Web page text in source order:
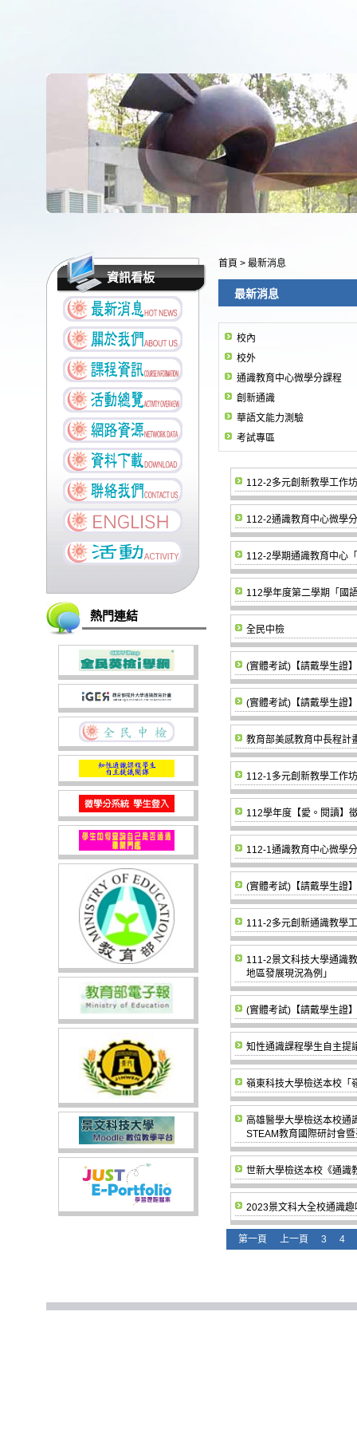
資訊看板
熱門連結
首頁 > 最新消息
最新消息
校內
校外
通識教育中心微學分課程
創新通識
華語文能力測驗
考試專區
112-2多元創新教學工作
112-2通識教育中心微學
112-2學期通識教育中心
112學年度第二學期「國
全民中檢
(實體考試)【請戴學生證
(實體考試)【請戴學生證
教育部美感教育中長程計
112-1多元創新教學工作
112學年度【愛。閱讀】
112-1通識教育中心微學
(實體考試)【請戴學生證
111-2多元創新通識教學
111-2景文科技大學通識
地區發展現況為例」
(實體考試)【請戴學生證
知性通識課程學生自主提
嶺東科技大學檢送本校「
高雄醫學大學檢送本校通
STEAM教育國際研討會
世新大學檢送本校《通識
2023景文科大全校通識
第一頁 上一頁 3 4